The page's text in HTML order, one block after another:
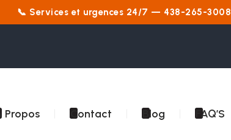
📞 Services et urgences 24/7 — 438-265-3008
À Propos Contact Blog FAQ’S